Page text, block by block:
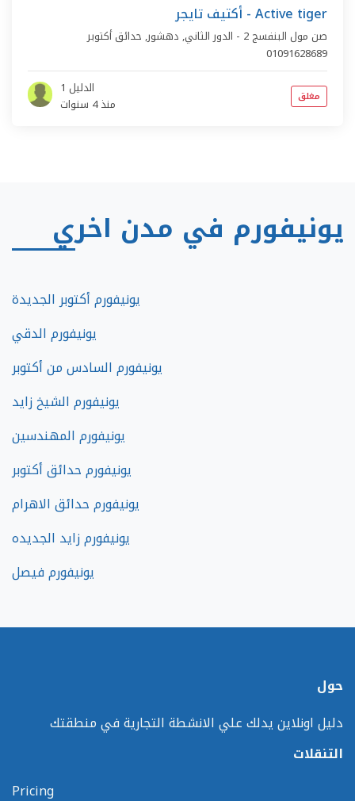
أكتيف تايجر - Active tiger
صن مول البنفسج 2 - الدور الثاني, دهشور, حدائق أكتوبر
01091628689
الدليل 1
منذ 4 سنوات
مغلق
يونيفورم في مدن اخري
يونيفورم أكتوبر الجديدة
يونيفورم الدقي
يونيفورم السادس من أكتوبر
يونيفورم الشيخ زايد
يونيفورم المهندسين
يونيفورم حدائق أكتوبر
يونيفورم حدائق الاهرام
يونيفورم زايد الجديده
يونيفورم فيصل
حول
دليل اونلاين يدلك علي الانشطة التجارية في منطقتك
التنقلات
Pricing